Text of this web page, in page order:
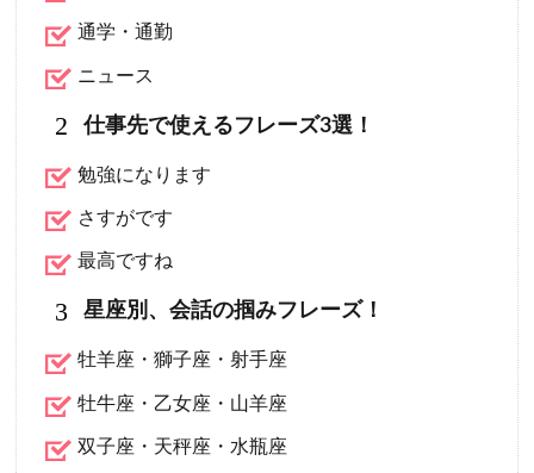
通学・通勤
ニュース
2 仕事先で使えるフレーズ3選！
勉強になります
さすがです
最高ですね
3 星座別、会話の掴みフレーズ！
牡羊座・獅子座・射手座
牡牛座・乙女座・山羊座
双子座・天秤座・水瓶座